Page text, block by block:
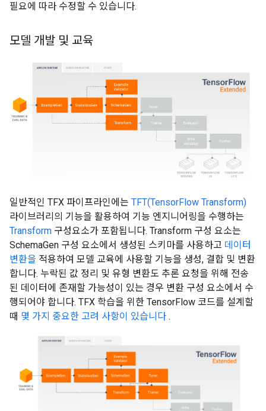
필요에 따라 수정할 수 있습니다.
모델 개발 및 교육
일반적인 TFX 파이프라인에는 TFT(TensorFlow Transform)
라이브러리의 기능을 활용하여 기능 엔지니어링을 수행하는
Transform 구성요소가 포함됩니다. Transform 구성 요소는
SchemaGen 구성 요소에서 생성된 스키마를 사용하고 데이터
변환을 적용하여 모델 교육에 사용할 기능을 생성, 결합 및 변환
합니다. 누락된 값 정리 및 유형 변환도 추론 요청을 위해 전송
된 데이터에 존재할 가능성이 있는 경우 변환 구성 요소에서 수
행되어야 합니다. TFX 학습을 위한 TensorFlow 코드를 설계할
때 몇 가지 중요한 고려 사항이 있습니다 .